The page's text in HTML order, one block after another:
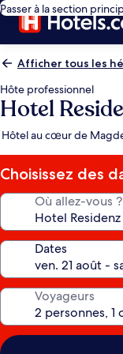
Passer à la section
Afficher tous les
Hôte professionnel
Hotel
Hôtel au cœur de
Choisissez des
Où allez-vous ?
Dates
Voyageurs